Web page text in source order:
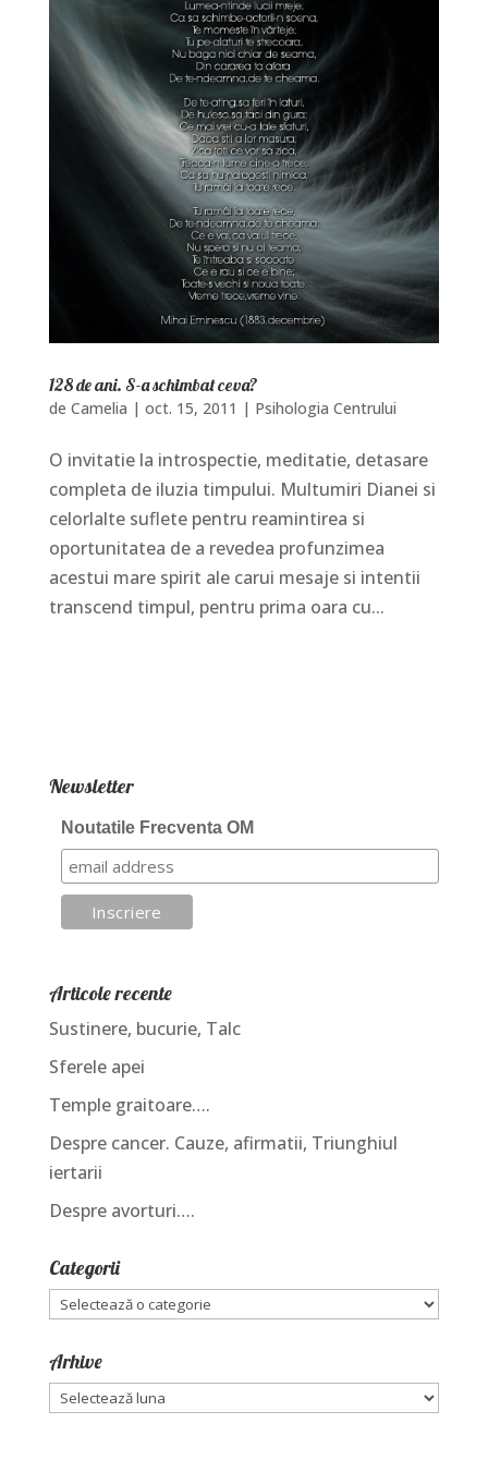
128 de ani. S-a schimbat ceva?
de Camelia | oct. 15, 2011 | Psihologia Centrului
O invitatie la introspectie, meditatie, detasare
completa de iluzia timpului. Multumiri Dianei si
celorlalte suflete pentru reamintirea si
oportunitatea de a revedea profunzimea
acestui mare spirit ale carui mesaje si intentii
transcend timpul, pentru prima oara cu...
Newsletter
Noutatile Frecventa OM
Articole recente
Sustinere, bucurie, Talc
Sferele apei
Temple graitoare….
Despre cancer. Cauze, afirmatii, Triunghiul
iertarii
Despre avorturi….
Categorii
Categorii
Arhive
Arhive